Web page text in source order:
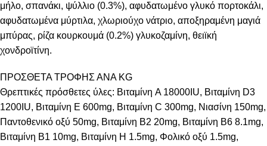
μήλο, σπανάκι, ψύλλιο (0.3%), αφυδατωμένο γλυκό πορτοκάλι,
αφυδατωμένα μύρτιλα, χλωριούχο νάτριο, αποξηραμένη μαγιά
μπύρας, ρίζα κουρκουμά (0.2%) γλυκοζαμίνη, θειϊκή
χονδροϊτίνη.
ΠΡΟΣΘΕΤΑ ΤΡΟΦΗΣ ΑΝΑ KG
Θρεπτικές πρόσθετες ύλες: Βιταμίνη A 18000IU, Βιταμίνη D3
1200IU, Βιταμίνη Ε 600mg, Βιταμίνη C 300mg, Νιασίνη 150mg,
Παντοθενικό οξύ 50mg, Βιταμίνη Β2 20mg, Βιταμίνη Β6 8.1mg,
Βιταμίνη Β1 10mg, Βιταμίνη H 1.5mg, Φολικό οξύ 1.5mg,